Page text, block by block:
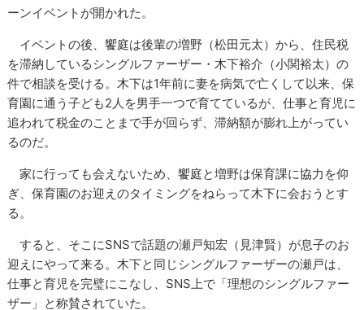
ーンイベントが開かれた。
イベントの後、饗庭は後輩の増野（松田元太）から、住民税
を滞納しているシングルファーザー・木下裕介（小関裕太）の
件で相談を受ける。木下は1年前に妻を病気で亡くして以来、保
育園に通う子ども2人を男手一つで育てているが、仕事と育児に
追われて税金のことまで手が回らず、滞納額が膨れ上がってい
るのだ。
家に行っても会えないため、饗庭と増野は保育課に協力を仰
ぎ、保育園のお迎えのタイミングをねらって木下に会おうとす
る。
すると、そこにSNSで話題の瀬戸知宏（見津賢）が息子のお
迎えにやって来る。木下と同じシングルファーザーの瀬戸は、
仕事と育児を完璧にこなし、SNS上で「理想のシングルファー
ザー」と称賛されていた。